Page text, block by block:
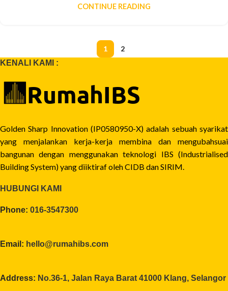
CONTINUE READING
1
2
KENALI KAMI :
Golden Sharp Innovation (IP0580950-X) adalah sebuah syarikat
yang menjalankan kerja-kerja membina dan mengubahsuai
bangunan dengan menggunakan teknologi IBS (Industrialised
Building System) yang diiktiraf oleh CIDB dan SIRIM.
HUBUNGI KAMI
Phone: 016-3547300
Email: hello@rumahibs.com
Address: No.36-1, Jalan Raya Barat 41000 Klang, Selangor